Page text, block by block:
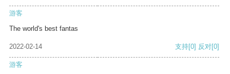
游客
The world's best fantas
2022-02-14 支持[0] 反对[0]
游客